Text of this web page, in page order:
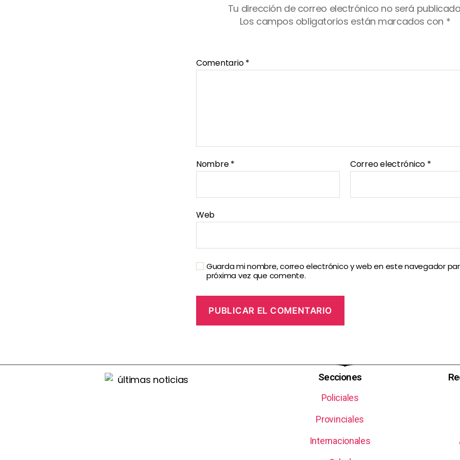
Tu dirección de correo electrónico no será
Los campos obligatorios están marcados con *
Comentario*
Nombre* Correo electrónico *
Web
Guarda mi nombre, correo electrónico y web en este navegador
próxima vez que comente.
Secciones
Policiales
Provinciales
Internacionales